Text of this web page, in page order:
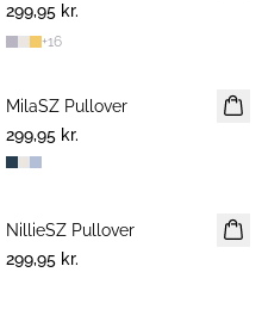
2 FOR 500 DKK
299,95 kr.
+16
2 FOR 500 DKK
MilaSZ Pullover
299,95 kr.
NYHED
2 FOR 500 DKK
NillieSZ Pullover
299,95 kr.